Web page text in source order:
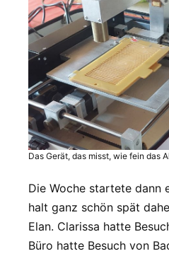
Das Gerät, das misst, wie fein das
Die Woche startete dann
halt ganz schön spät
Elan. Clarissa hatte
Büro hatte Besuch von